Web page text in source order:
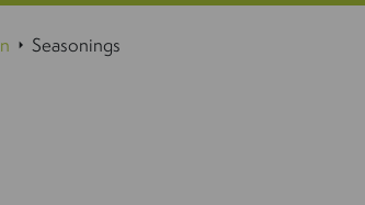
Seasonings